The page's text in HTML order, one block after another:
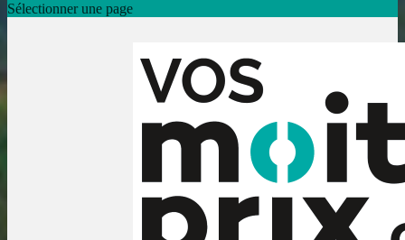
Sélectionner une page